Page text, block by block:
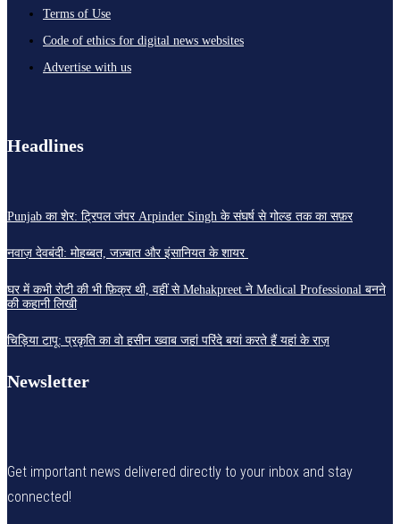
Terms of Use
Code of ethics for digital news websites
Advertise with us
Headlines
Punjab का शेर: ट्रिपल जंपर Arpinder Singh के संघर्ष से गोल्ड तक का सफ़र
नवाज़ देवबंदी: मोहब्बत, जज़्बात और इंसानियत के शायर
घर में कभी रोटी की भी फ़िक्र थी, वहीं से Mehakpreet ने Medical Professional बनने
की कहानी लिखी
चिड़िया टापू: प्रकृति का वो हसीन ख्वाब जहां परिंदे बयां करते हैं यहां के राज़
Newsletter
Get important news delivered directly to your inbox and stay
connected!